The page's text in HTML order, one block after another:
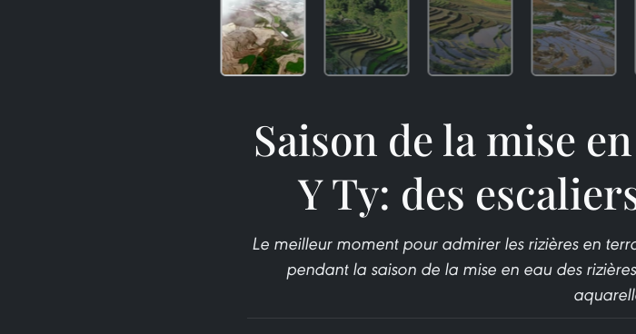
Saison de la mise
Y Ty: des
Le meilleur moment pour admirer les rizières en
pendant la saison de la mise en eau des